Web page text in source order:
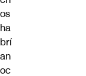
os
ha
brí
an
oc